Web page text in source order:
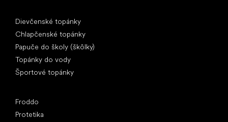
Dievčenské topánky
Chlapčenské topánky
Papuče do školy (škôlky)
Topánky do vody
Športové topánky
Froddo
Protetika